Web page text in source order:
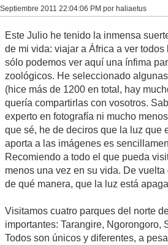
Septiembre 2011 22:04:06 PM por haliaetus
Este Julio he tenido la inmensa
de mi vida: viajar a África a ver
sólo podemos ver aquí una ínfima
zoológicos. He seleccionado
(hice más de 1200 en total, hay
quería compartirlas con vosotros.
experto en fotografía ni mucho
que sé, he de deciros que la luz que
aporta a las imágenes es
Recomiendo a todo el que pueda
menos una vez en su vida. De
de qué manera, que la luz está
Visitamos cuatro parques del norte
importantes: Tarangire, Ngorongoro,
Todos son únicos y diferentes, a